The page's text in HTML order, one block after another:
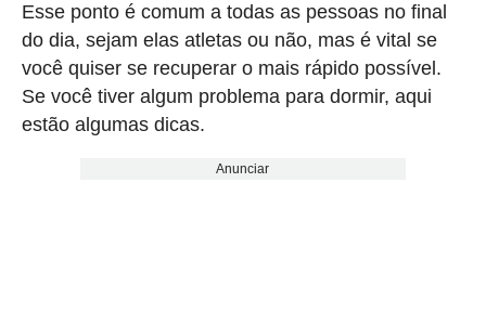
Esse ponto é comum a todas as pessoas no final
do dia, sejam elas atletas ou não, mas é vital se
você quiser se recuperar o mais rápido possível.
Se você tiver algum problema para dormir, aqui
estão algumas dicas.
Anunciar